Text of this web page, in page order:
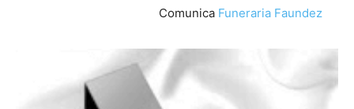
Comunica Funeraria Faundez